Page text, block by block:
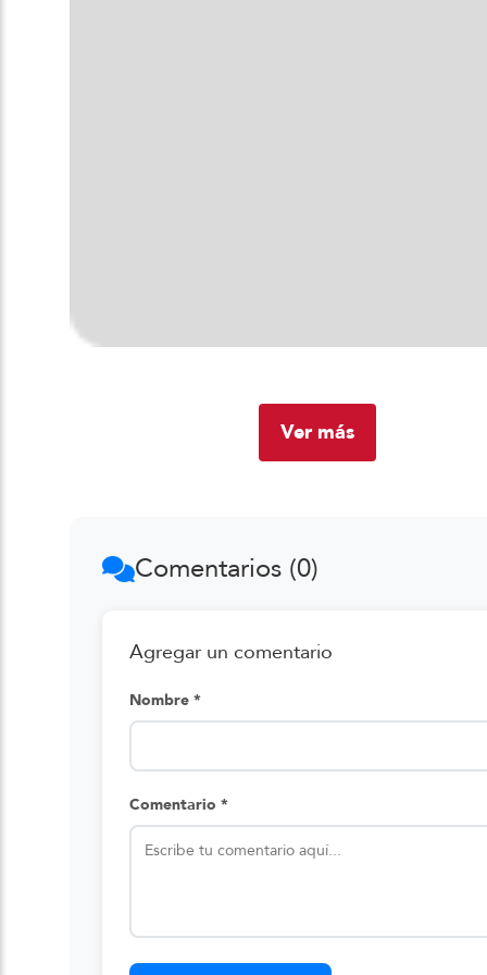
Ver más
Comentarios (0)
Agregar un comentario
Nombre *
Comentario *